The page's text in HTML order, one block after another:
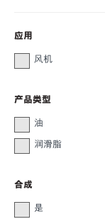
应用
风机
产品类型
油
润滑脂
合成
是